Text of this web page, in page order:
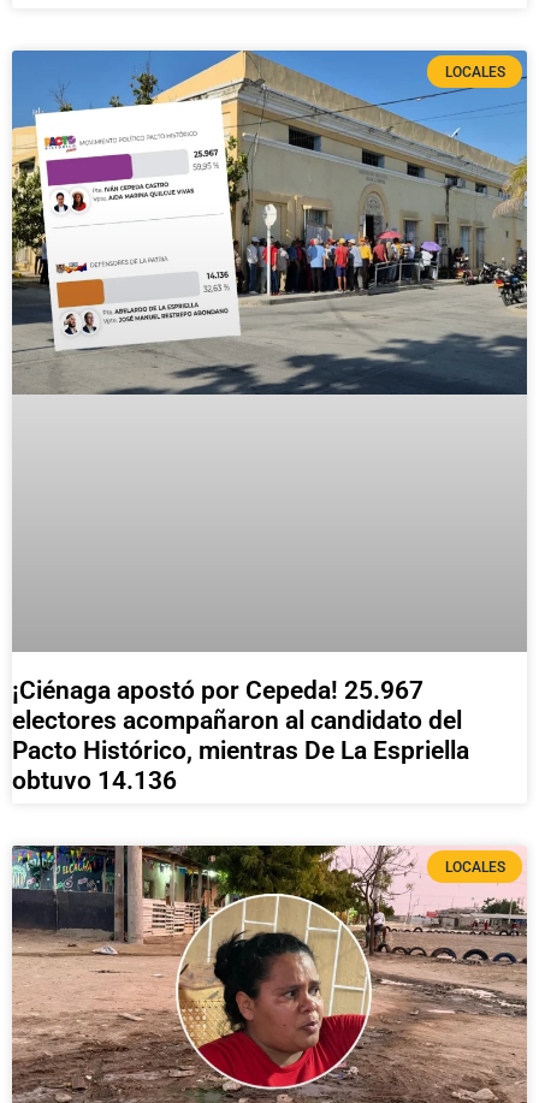
LOCALES
¡Ciénaga apostó por Cepeda! 25.967
electores acompañaron al candidato del
Pacto Histórico, mientras De La Espriella
obtuvo 14.136
LOCALES